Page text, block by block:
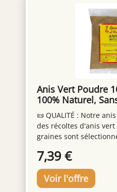
Anis Vert Poudre
100% Naturel,
Additif, Sans
Conservateur
📜 QUALITÉ : Notre
des récoltes d'anis vert
graines sont
garantir une qualité
moulues avec
optimale. 100% naturel,
confiance pour votre
CARACTERISTIQUE :
7,39 €